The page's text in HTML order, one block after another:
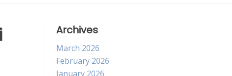
Archives
March 2026
February 2026
January 2026